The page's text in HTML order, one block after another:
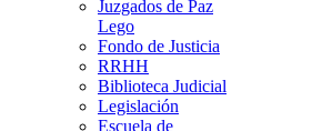
Juzgados de Paz
Lego
Fondo de Justicia
RRHH
Biblioteca Judicial
Legislación
Escuela de